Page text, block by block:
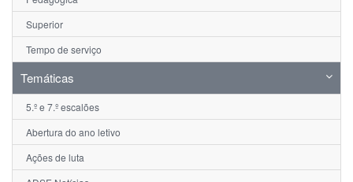
Superior
Tempo de serviço
Temáticas
5.º e 7.º escalões
Abertura do ano letivo
Ações de luta